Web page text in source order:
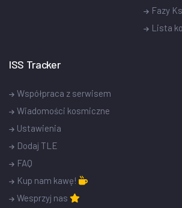
Fazy
Lista
ISS Tracker
Współpraca z serwisem
Wiadomości kosmiczne
Ustawienia
Dodaj TLE
FAQ
Kup nam kawę!
Wesprzyj nas